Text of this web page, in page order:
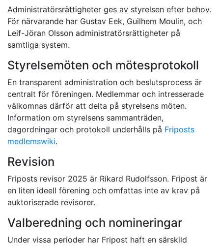
Administratörsrättigheter ges av styrelsen efter behov.
För närvarande har Gustav Eek, Guilhem Moulin, och
Leif-Jöran Olsson administratörsrättigheter på
samtliga system.
Styrelsemöten och mötesprotokoll
En transparent administration och beslutsprocess är
centralt för föreningen. Medlemmar och intresserade
välkomnas därför att delta på styrelsens möten.
Information om styrelsens sammanträden,
dagordningar och protokoll underhålls på Friposts
medlemswiki.
Revision
Friposts revisor 2025 är Rikard Rudolfsson. Fripost är
en liten ideell förening och omfattas inte av krav på
auktoriserade revisorer.
Valberedning och nomineringar
Under vissa perioder har Fripost haft en särskild